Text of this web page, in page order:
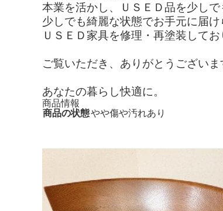
本業を活かし、ＵＳＥＤ品を少しで
少しでも綺麗な状態でお手元に届け
ＵＳＥＤ家具を修理・再塗装してお
ご覧いただき、ありがとうございま
あなたの暮らし快適に。
商品情報
商品の状態やや傷や汚れあり